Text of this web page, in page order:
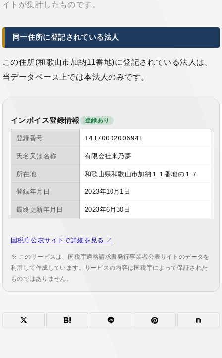
イトが集計したものです。
同一住所に登記されている法人
この住所(和歌山市加納11番地)に登記されている法人は、
当データベース上では本法人のみです。
インボイス登録情報 登録あり
登録番号 T4170002006941
氏名又は名称 有限会社来乃夢
所在地 和歌山県和歌山市加納１１番地の１７
登録年月日 2023年10月1日
最終更新年月日 2023年6月30日
国税庁公表サイトで詳細を見る ↗
※ このサービスは、国税庁適格請求書発行事業者公表サイトのデータを
利用して作成しています。サービスの内容は国税庁によって保証された
ものではありません。